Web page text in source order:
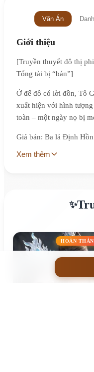
Văn Án
Giới thiệu
[Truyền thuyết đô thị
Tổng tài bị “bán”]
Ở đế đô có lời đồn, Tô
xuất hiện với hình
toàn – một ngày nọ bị
Giá bán: Ba lá Định Hồn
Xem thêm
✨
HOÀN